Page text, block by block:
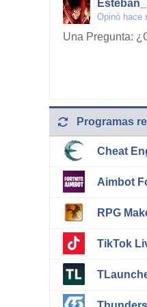
Opinó hace
Una Pregunta:
Programas
Cheat
Aimbot
RPG
TikTok